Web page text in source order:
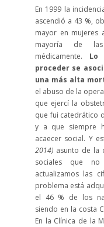
En 1999 la
ascendió a 43 %,
mayor en mujeres
mayoría de
médicamente. Lo
proceder se
una más alta
el abuso de la
que ejercí la
que fui catedrático
y a que siempre
acaecer social. Y
2014) asunto de la
sociales que no
actualizamos las
problema está
el 46 % de los
siendo en la costa
En la Clínica de la